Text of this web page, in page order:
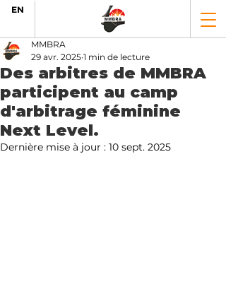
EN
Des arbitres de MMBRA
participent au camp
d'arbitrage féminine
Next Level.
MMBRA
29 avr. 2025 1 min de lecture
Dernière mise à jour : 10 sept. 2025